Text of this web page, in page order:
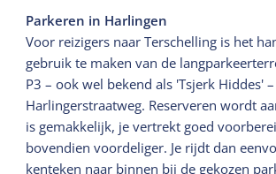
Parkeren in Harlingen
Voor reizigers naar Terschelling is het
gebruik te maken van de
P3 – ook wel bekend als 'Tsjerk Hiddes'
Harlingerstraatweg. Reserveren wordt
is gemakkelijk, je vertrekt goed
bovendien voordeliger. Je rijdt dan
kenteken naar binnen bij de gekozen